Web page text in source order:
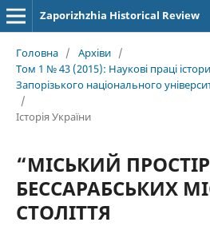
Zaporizhzhia Historical Review
Головна / Архіви /
Том 1 № 43 (2015): Наукові праці
Запорізького національного
/
Історія України
“МІСЬКИЙ
БЕССАРАБСЬКИХ
СТОЛІТТЯ